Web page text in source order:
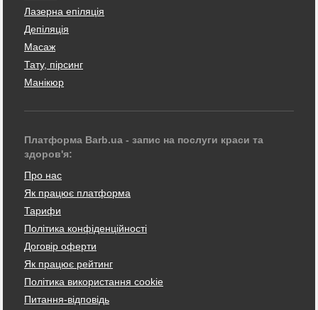
Лазерна епіляція
Депіляція
Масаж
Тату, пірсинг
Манікюр
Платформа Barb.ua - запис на послуги краси та
здоров'я:
Про нас
Як працює платформа
Тарифи
Політика конфіденційності
Договір оферти
Як працює рейтинг
Політика використання cookie
Питання-відповідь